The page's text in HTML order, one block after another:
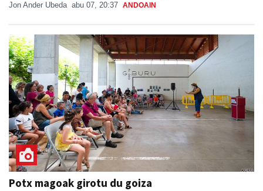
Jon Ander Ubeda abu 07, 20:37 ANDOAIN
Potx magoak girotu du goiza